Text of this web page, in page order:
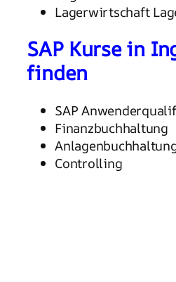
Lagerwirtschaft
SAP Kurse in
finden
SAP
Finanzbuchhaltung
Controlling